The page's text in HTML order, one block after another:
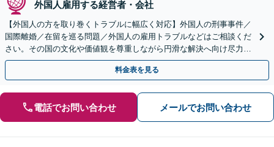
外国人雇用する経営者・会社
【外国人の方を取り巻くトラブルに幅広く対応】外国人の刑事事件／
国際離婚／在留を巡る問題／外国人の雇用トラブルなどはご相談くだ
さい。その国の文化や価値観を尊重しながら円滑な解決へ向け尽力し
ます【初回相談無料】外国人の方も遠慮なくご相談ください
料金表を見る
電話でお問い合わせ メールでお問い合わせ